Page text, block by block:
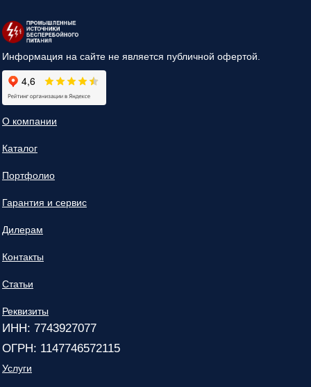
Информация на сайте не является публичной офертой.
О компании
Каталог
Портфолио
Гарантия и сервис
Дилерам
Контакты
Статьи
Реквизиты
ИНН: 7743927077
ОГРН: 1147746572115
Услуги